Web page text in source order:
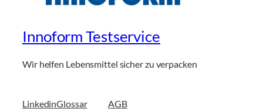
Innoform Testservice
Wir helfen Lebensmittel sicher zu verpacken
LinkedinGlossar
AGB